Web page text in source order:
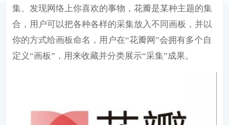
集、发现网络上你喜欢的事物，花瓣是某种主题的集
合，用户可以把各种各样的采集放入不同画板，并以
你的方式给画板命名，用户在“花瓣网”会拥有多个自
定义“画板”，用来收藏并分类展示“采集”成果。